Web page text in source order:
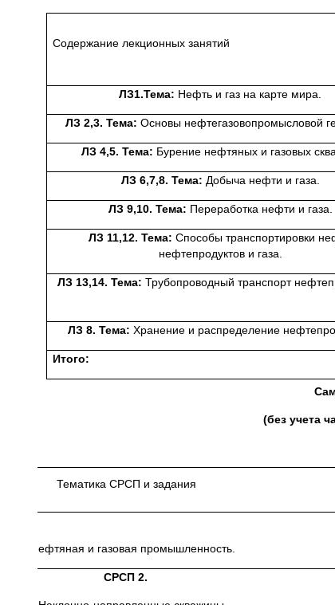
Содержание лекционных занятий
ЛЗ1.Тема: Нефть и газ на карте мира.
ЛЗ 2,3. Тема: Основы нефтегазовопромысловой
ЛЗ 4,5. Тема: Бурение нефтяных и газовых
ЛЗ 6,7,8. Тема: Добыча нефти и газа.
ЛЗ 9,10. Тема: Переработка нефти и газа.
ЛЗ 11,12. Тема: Способы транспортировки
нефтепродуктов и газа.
ЛЗ 13,14. Тема: Трубопроводный транспорт
ЛЗ 8. Тема:Хранение и распределение
Итого:
(без учета
Тематика СРСП и задания
1. Нефтяная и газовая промышленность.
СРСП 2.